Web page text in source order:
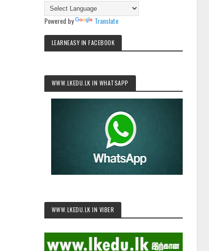
Powered by Translate
LEARNEASY IN FACEBOOK
WWW.LKEDU.LK IN WHATSAPP
WWW.LKEDU.LK IN VIBER